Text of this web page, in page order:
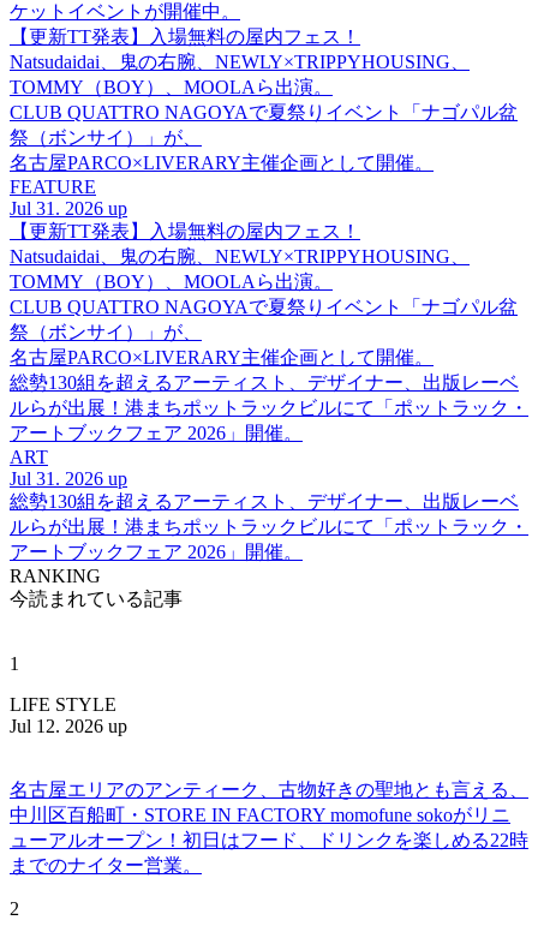
ケットイベントが開催中。
【更新TT発表】入場無料の屋内フェス！
Natsudaidai、鬼の右腕、NEWLY×TRIPPYHOUSING、
TOMMY（BOY）、MOOLAら出演。
CLUB QUATTRO NAGOYAで夏祭りイベント「ナゴパル盆
祭（ボンサイ）」が、
名古屋PARCO×LIVERARY主催企画として開催。
FEATURE
Jul 31. 2026 up
【更新TT発表】入場無料の屋内フェス！
Natsudaidai、鬼の右腕、NEWLY×TRIPPYHOUSING、
TOMMY（BOY）、MOOLAら出演。
CLUB QUATTRO NAGOYAで夏祭りイベント「ナゴパル盆
祭（ボンサイ）」が、
名古屋PARCO×LIVERARY主催企画として開催。
総勢130組を超えるアーティスト、デザイナー、出版レーベ
ルらが出展！港まちポットラックビルにて「ポットラック・
アートブックフェア 2026」開催。
ART
Jul 31. 2026 up
総勢130組を超えるアーティスト、デザイナー、出版レーベ
ルらが出展！港まちポットラックビルにて「ポットラック・
アートブックフェア 2026」開催。
RANKING
今読まれている記事
1
LIFE STYLE
Jul 12. 2026 up
名古屋エリアのアンティーク、古物好きの聖地とも言える、
中川区百船町・STORE IN FACTORY momofune sokoがリニ
ューアルオープン！初日はフード、ドリンクを楽しめる22時
までのナイター営業。
2